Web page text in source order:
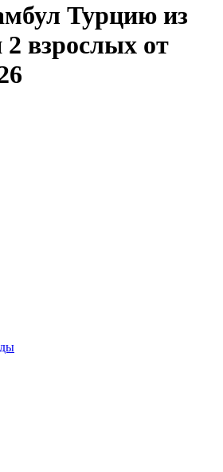
Турцию из
взрослых от